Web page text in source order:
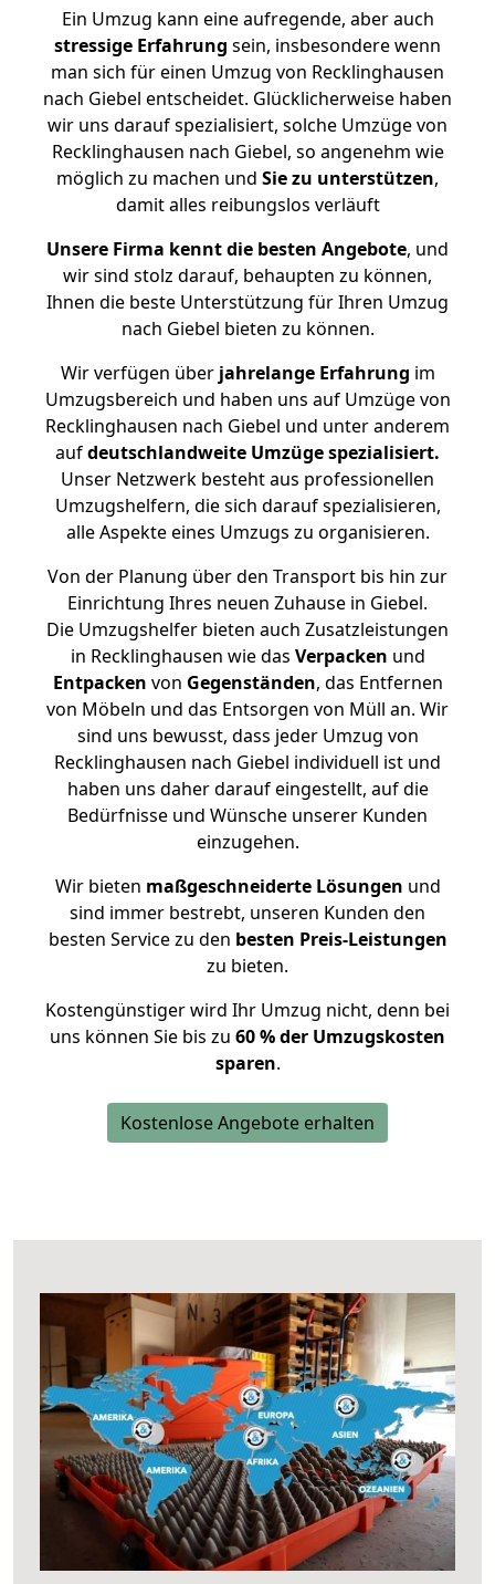
Ein Umzug kann eine aufregende, aber auch
stressige Erfahrung sein, insbesondere wenn
man sich für einen Umzug von Recklinghausen
nach Giebel entscheidet. Glücklicherweise haben
wir uns darauf spezialisiert, solche Umzüge von
Recklinghausen nach Giebel, so angenehm wie
möglich zu machen und Sie zu unterstützen,
damit alles reibungslos verläuft
Unsere Firma kennt die besten Angebote, und
wir sind stolz darauf, behaupten zu können,
Ihnen die beste Unterstützung für Ihren Umzug
nach Giebel bieten zu können.
Wir verfügen überjahrelange Erfahrung im
Umzugsbereich und haben uns auf Umzüge von
Recklinghausen nach Giebel und unter anderem
aufdeutschlandweite Umzüge spezialisiert.
Unser Netzwerk besteht aus professionellen
Umzugshelfern, die sich darauf spezialisieren,
alle Aspekte eines Umzugs zu organisieren.
Von der Planung über den Transport bis hin zur
Einrichtung Ihres neuen Zuhause in Giebel.
Die Umzugshelfer bieten auch Zusatzleistungen
in Recklinghausen wie das Verpacken und
Entpacken von Gegenständen, das Entfernen
von Möbeln und das Entsorgen von Müll an. Wir
sind uns bewusst, dass jeder Umzug von
Recklinghausen nach Giebel individuell ist und
haben uns daher darauf eingestellt, auf die
Bedürfnisse und Wünsche unserer Kunden
einzugehen.
Wir bieten maßgeschneiderte Lösungen und
sind immer bestrebt, unseren Kunden den
besten Service zu den besten Preis-Leistungen
zu bieten.
Kostengünstiger wird Ihr Umzug nicht, denn bei
uns können Sie bis zu 60 % der Umzugskosten
sparen.
Kostenlose Angebote erhalten